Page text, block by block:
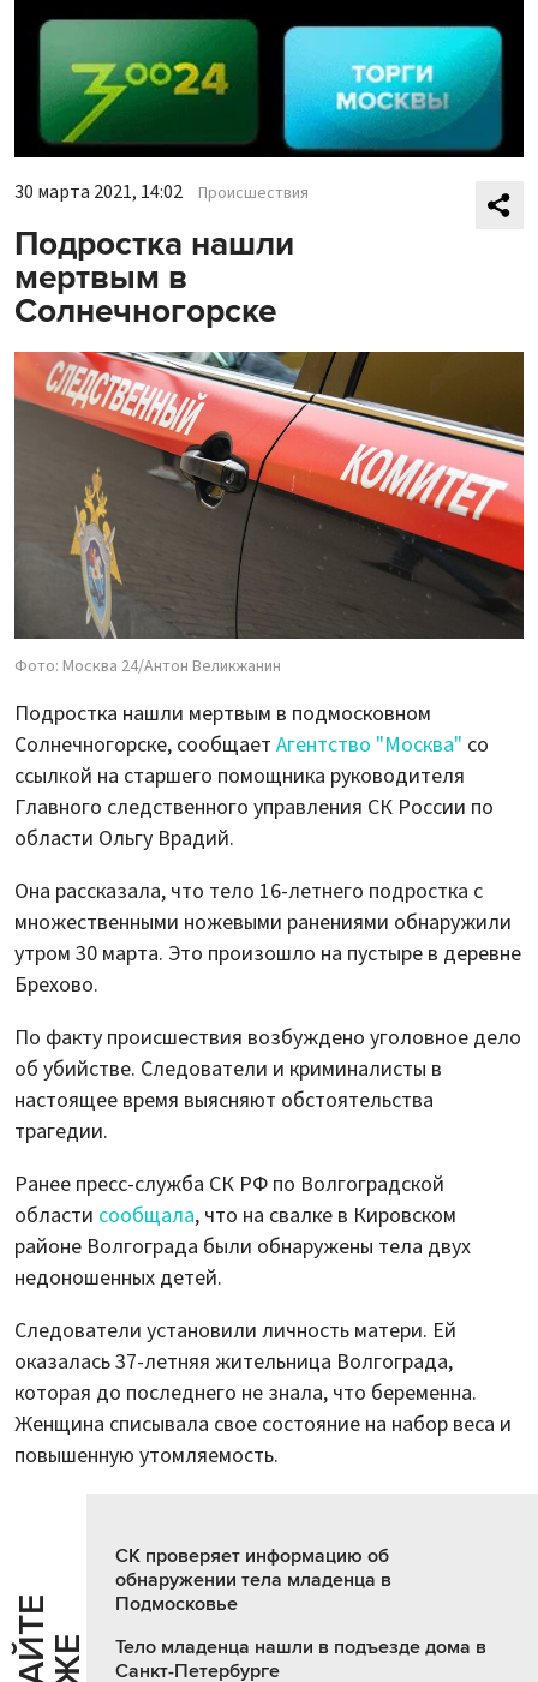
30 марта 2021, 14:02 Происшествия
Подростка нашли
мертвым в
Солнечногорске
Фото: Москва 24/Антон Великжанин
Подростка нашли мертвым в подмосковном
Солнечногорске, сообщает Агентство "Москва" со
ссылкой на старшего помощника руководителя
Главного следственного управления СК России по
области Ольгу Врадий.
Она рассказала, что тело 16-летнего подростка с
множественными ножевыми ранениями обнаружили
утром 30 марта. Это произошло на пустыре в деревне
Брехово.
По факту происшествия возбуждено уголовное дело
об убийстве. Следователи и криминалисты в
настоящее время выясняют обстоятельства
трагедии.
Ранее пресс-служба СК РФ по Волгоградской
области сообщала, что на свалке в Кировском
районе Волгограда были обнаружены тела двух
недоношенных детей.
Следователи установили личность матери. Ей
оказалась 37-летняя жительница Волгограда,
которая до последнего не знала, что беременна.
Женщина списывала свое состояние на набор веса и
повышенную утомляемость.
СК проверяет информацию об
обнаружении тела младенца в
Подмосковье
Тело младенца нашли в подъезде дома в
Санкт-Петербурге